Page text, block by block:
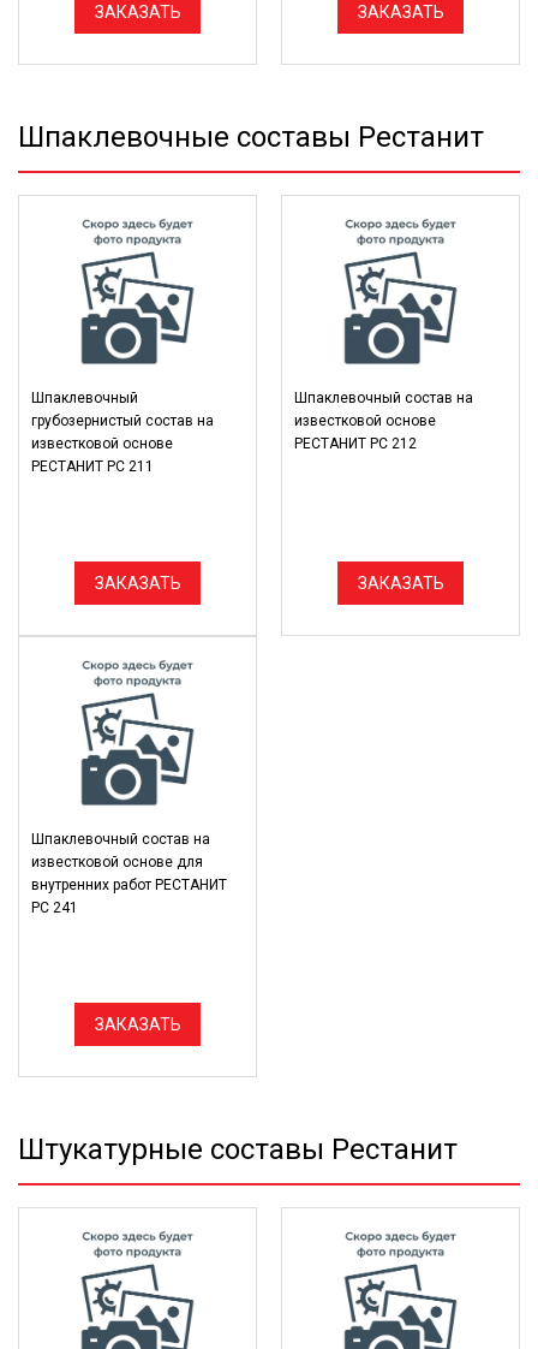
ЗАКАЗАТЬ ЗАКАЗАТЬ
Шпаклевочные составы Рестанит
Шпаклевочный
грубозернистый состав на
известковой основе
РЕСТАНИТ РС 211
ЗАКАЗАТЬ
Шпаклевочный состав на
известковой основе
РЕСТАНИТ РС 212
ЗАКАЗАТЬ
Шпаклевочный состав на
известковой основе для
внутренних работ РЕСТАНИТ
РС 241
ЗАКАЗАТЬ
Штукатурные составы Рестанит